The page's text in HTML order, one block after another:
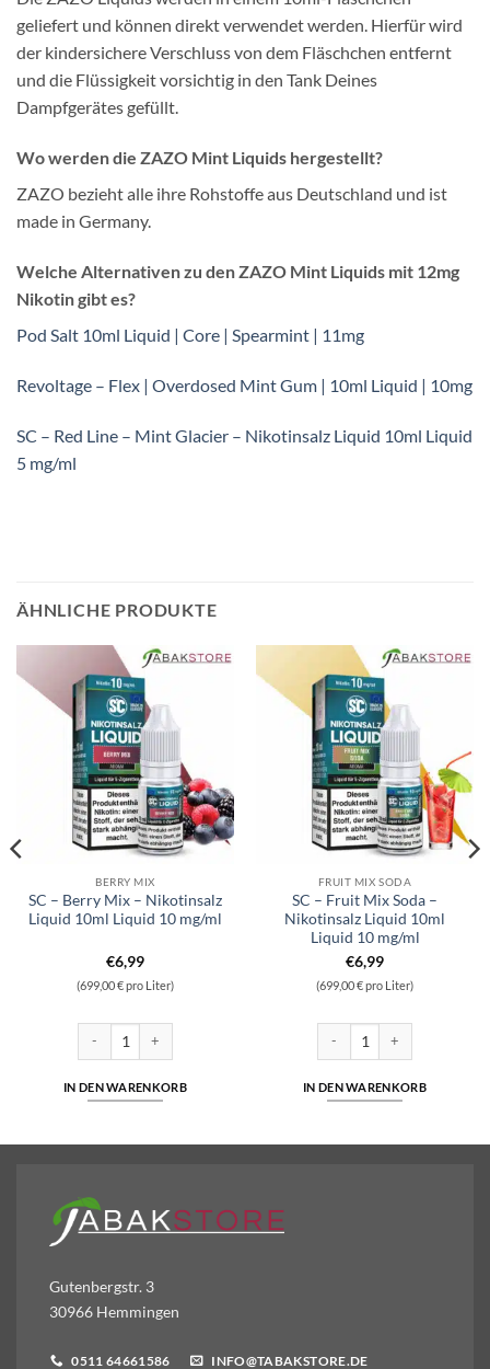
geliefert und können direkt verwendet werden. Hierfür wird
der kindersichere Verschluss von dem Fläschchen entfernt
und die Flüssigkeit vorsichtig in den Tank Deines
Dampfgerätes gefüllt.
Wo werden die ZAZO Mint Liquids hergestellt?
ZAZO bezieht alle ihre Rohstoffe aus Deutschland und ist
made in Germany.
Welche Alternativen zu den ZAZO Mint Liquids mit 12mg
Nikotin gibt es?
Pod Salt 10ml Liquid | Core | Spearmint | 11mg
Revoltage – Flex | Overdosed Mint Gum | 10ml Liquid | 10mg
SC – Red Line – Mint Glacier – Nikotinsalz Liquid 10ml Liquid
5 mg/ml
ÄHNLICHE PRODUKTE
BERRY MIX
SC – Berry Mix – Nikotinsalz
Liquid 10ml Liquid 10 mg/ml
€6,99
(699,00 € pro Liter)
IN DEN WARENKORB
FRUIT MIX SODA
SC – Fruit Mix Soda –
Nikotinsalz Liquid 10ml
Liquid 10 mg/ml
€6,99
(699,00 € pro Liter)
IN DEN WARENKORB
Gutenbergstr. 3
30966 Hemmingen
0511 64661586 INFO@TABAKSTORE.DE